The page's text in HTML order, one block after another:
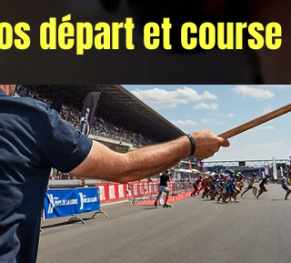
départ et course